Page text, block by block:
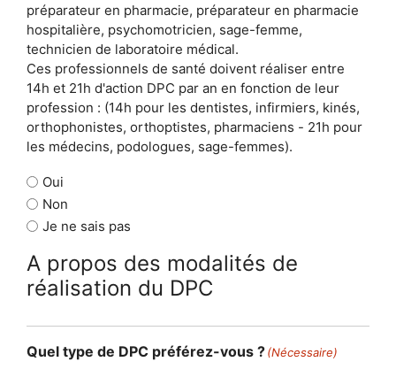
préparateur en pharmacie, préparateur en pharmacie
hospitalière, psychomotricien, sage-femme,
technicien de laboratoire médical.
Ces professionnels de santé doivent réaliser entre
14h et 21h d'action DPC par an en fonction de leur
profession : (14h pour les dentistes, infirmiers, kinés,
orthophonistes, orthoptistes, pharmaciens - 21h pour
les médecins, podologues, sage-femmes).
Oui
Non
Je ne sais pas
A propos des modalités de
réalisation du DPC
Quel type de DPC préférez-vous ?(Nécessaire)